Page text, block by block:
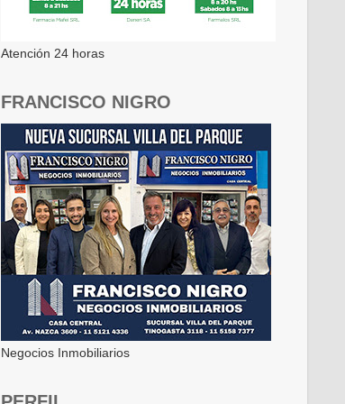
Atención 24 horas
FRANCISCO NIGRO
Negocios Inmobiliarios